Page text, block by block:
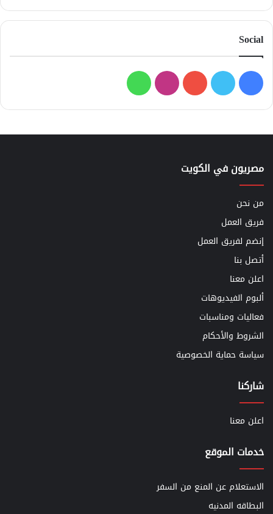
Social
فيسبوك
تويتر يوتيوبانستقرامواتساب
مصريون في الكويت
من نحن
فريق العمل
إنضم لفريق العمل
أتصل بنا
اعلن معنا
ألبوم الفيديوهات
فعاليات ومناسبات
الشروط والأحكام
سياسة حماية الخصوصية
شاركنا
اعلن معنا
خدمات الموقع
الاستعلام عن المنع من السفر
البطاقه المدنيه